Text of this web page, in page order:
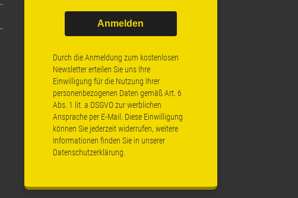
Anmelden
Durch die Anmeldung zum kostenlosen
Newsletter erteilen Sie uns Ihre
Einwilligung für die Nutzung Ihrer
personenbezogenen Daten gemäß Art. 6
Abs. 1 lit. a DSGVO zur werblichen
Ansprache per E-Mail. Diese Einwilligung
können Sie jederzeit widerrufen, weitere
Informationen finden Sie in unserer
Datenschutzerklärung